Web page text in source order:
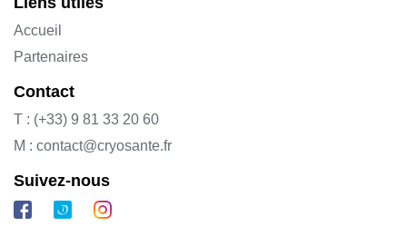
Accueil
Partenaires
Contact
T : (+33) 9 81 33 20 60
M : contact@cryosante.fr
Suivez-nous